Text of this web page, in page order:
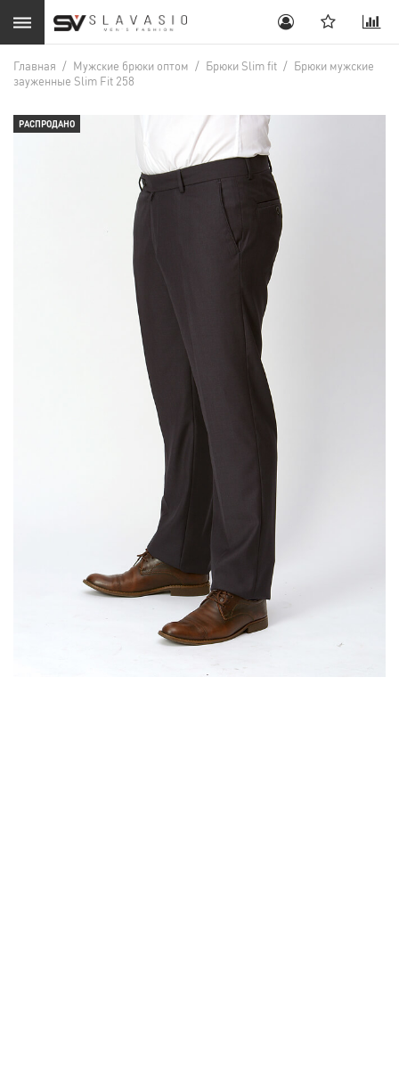
Главная / Мужские брюки оптом / Брюки Slim fit / Брюки мужские
зауженные Slim Fit 258
РАСПРОДАНО